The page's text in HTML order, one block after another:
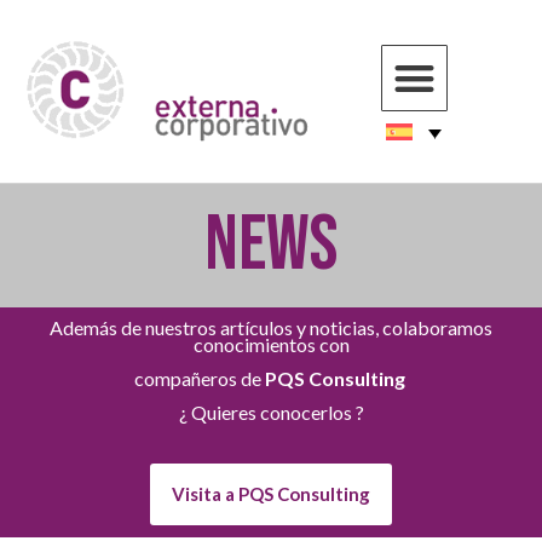
NEWS
Además de nuestros artículos y noticias, colaboramos
conocimientos con
compañeros de PQS Consulting
¿ Quieres conocerlos ?
Visita a PQS Consulting